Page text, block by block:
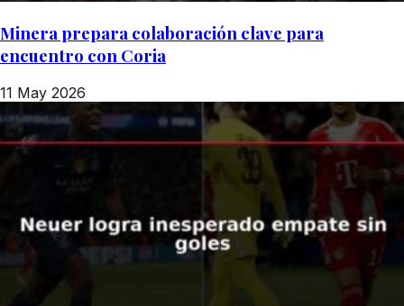
Minera prepara colaboración clave para
encuentro con Coria
11 May 2026